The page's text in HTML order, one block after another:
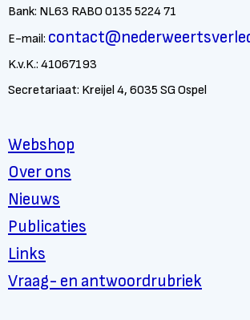
Bank: NL63 RABO 0135 5224 71
E-mail:
K.v.K.: 41067193
Secretariaat: Kreijel 4, 6035 SG Ospel
Webshop
Over ons
Nieuws
Publicaties
Links
Vraag- en antwoordrubriek